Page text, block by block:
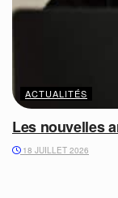
ACTUALITÉS
Les nouvelles
18 JUILLET 2026